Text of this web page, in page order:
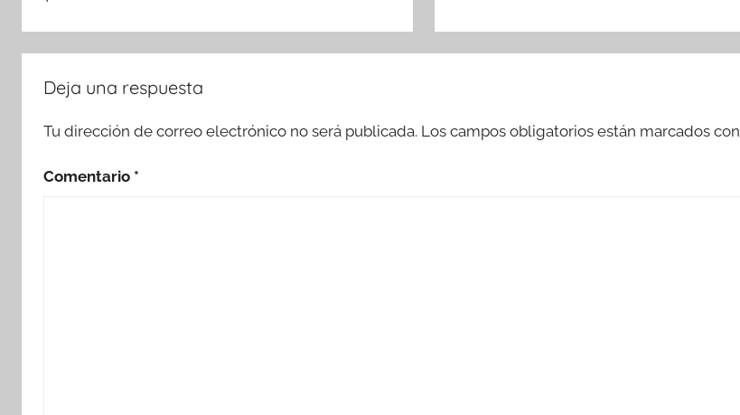
Deja una respuesta
Tu dirección de correo electrónico no será publicada. Los campos obligatorios están marcados con
Comentario *